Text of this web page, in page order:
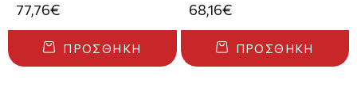
77,76€
ΠΡΟΣΘΉΚΗ
68,16€
ΠΡΟΣΘΉΚΗ